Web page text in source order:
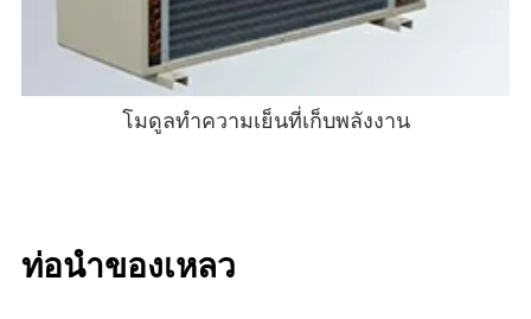
โมดูลทําความเย็นที่เก็บพลังงาน
ท่อนําของเหลว